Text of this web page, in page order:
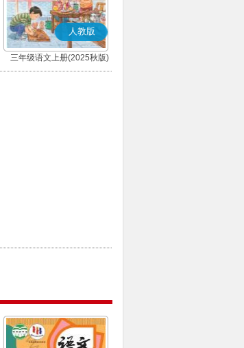
人教版
三年级语文上册(2025秋版)
(部编版)